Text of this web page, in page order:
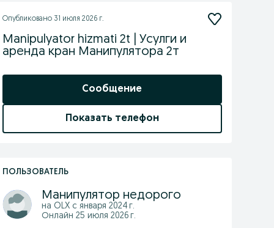
Опубликовано 31 июля 2026 г.
Manipulyator hizmati 2t | Усулги и
аренда кран Манипулятора 2т
Сообщение
Показать телефон
ПОЛЬЗОВАТЕЛЬ
Манипулятор недорого
на OLX с января 2024 г.
Онлайн 25 июля 2026 г.